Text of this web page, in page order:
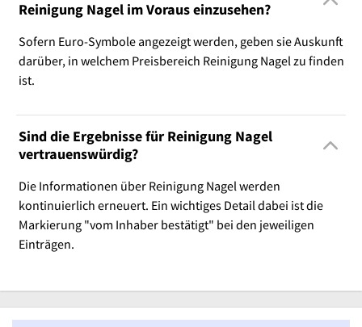
Reinigung Nagel im Voraus einzusehen?
Sofern Euro-Symbole angezeigt werden, geben sie Auskunft
darüber, in welchem Preisbereich Reinigung Nagel zu finden
ist.
Sind die Ergebnisse für Reinigung Nagel
vertrauenswürdig?
Die Informationen über Reinigung Nagel werden
kontinuierlich erneuert. Ein wichtiges Detail dabei ist die
Markierung "vom Inhaber bestätigt" bei den jeweiligen
Einträgen.